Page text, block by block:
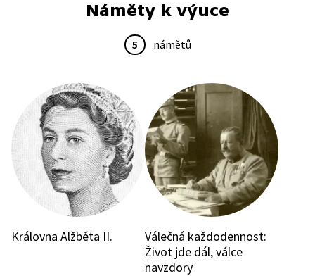
Náměty k výuce
5 námětů
Královna Alžběta II.
Válečná každodennost:
Život jde dál, válce
navzdory